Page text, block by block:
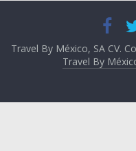
Travel By México, SA CV.
Travel By